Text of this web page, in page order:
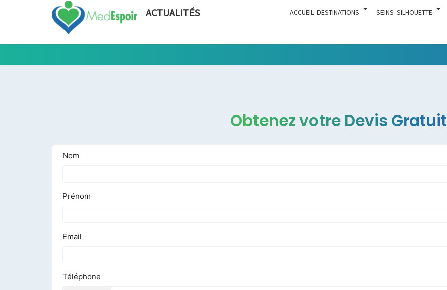
ACTUALITÉS ACCUEIL DESTINATIONS SEINS SILHOUETTE
Tout Ce
Chirurgie
Esthétique
Obtenez votre Devis Gratuit